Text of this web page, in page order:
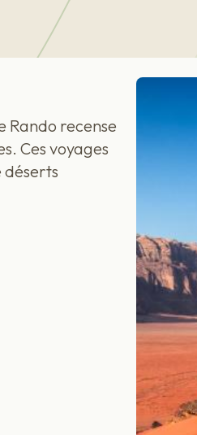
Rando recense
Ces voyages
déserts